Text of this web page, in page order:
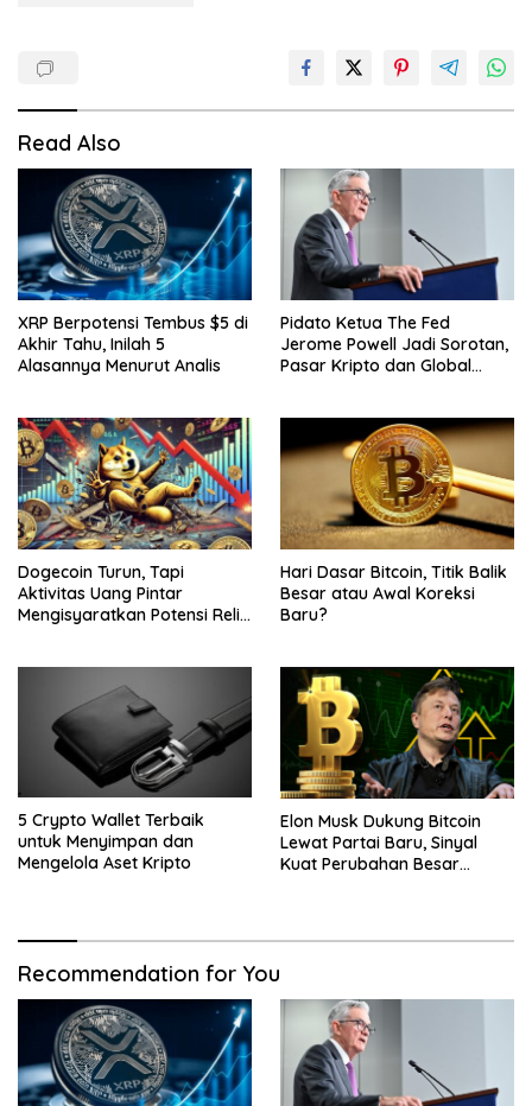
Read Also
XRP Berpotensi Tembus $5 di
Akhir Tahu, Inilah 5
Alasannya Menurut Analis
Pidato Ketua The Fed
Jerome Powell Jadi Sorotan,
Pasar Kripto dan Global
Dogecoin Turun, Tapi
Aktivitas Uang Pintar
Mengisyaratkan Potensi Reli
Hari Dasar Bitcoin, Titik Balik
Besar atau Awal Koreksi
Baru?
5 Crypto Wallet Terbaik
untuk Menyimpan dan
Mengelola Aset Kripto
Elon Musk Dukung Bitcoin
Lewat Partai Baru, Sinyal
Kuat Perubahan Besar
Recommendation for You